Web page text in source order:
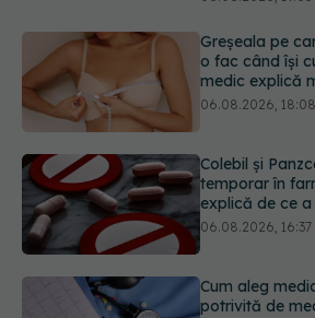
temporar în
explică de ce
06.08.2026, 16:37
potrivită de
hipertensiune.
aceeași
tratamente
Ilie Bolojan,
contextul crizei